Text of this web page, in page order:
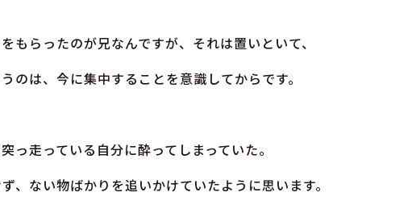
もらったのが兄なんですが、それは置いといて、
のは、今に集中することを意識してからです。
っ走っている自分に酔ってしまっていた。
、ない物ばかりを追いかけていたように思います。